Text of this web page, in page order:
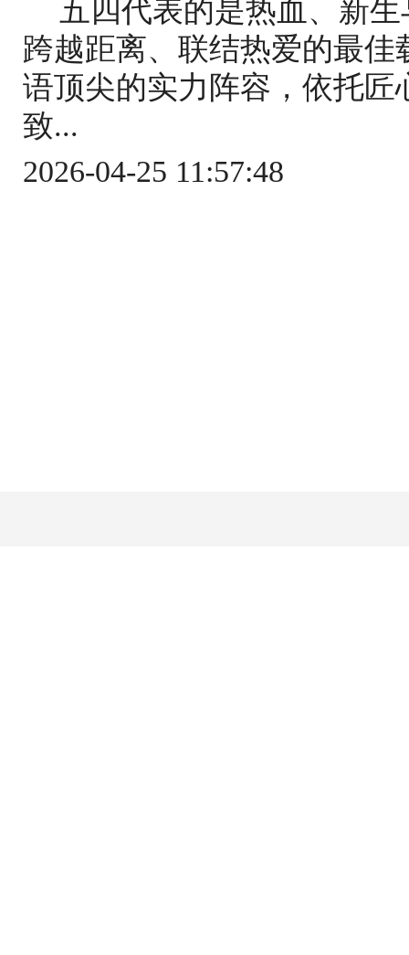
五四代表的是热血、新
跨越距离、联结热爱的最
语顶尖的实力阵容，依托
致...
2026-04-25 11:57:48